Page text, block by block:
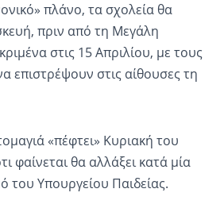
πλάνο, τα σχολεία θα
πριν από τη Μεγάλη
στις 15 Απριλίου, με τους
επιστρέψουν στις αίθουσες τη
«πέφτει» Κυριακή του
φαίνεται θα αλλάξει κατά μία
του Υπουργείου Παιδείας.